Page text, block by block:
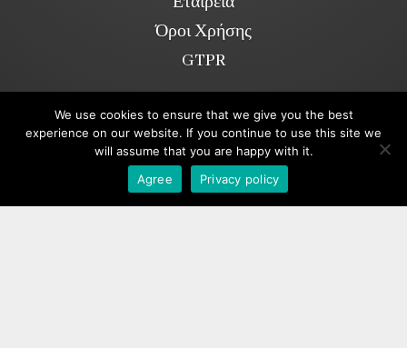
Όροι Χρήσης
GTPR
Κοινωνικά Δίκτυα
We use cookies to ensure that we give you the best
experience on our website. If you continue to use this site we
will assume that you are happy with it.
Agree
Privacy policy
Viber